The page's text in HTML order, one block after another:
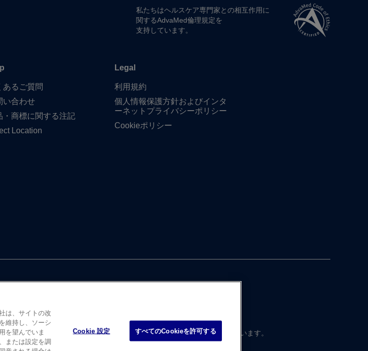
私たちは​ヘルスケア専門家との​相互作用に​
関する​AdvaMed倫理規定を​
支持しています。
ある​ご質問
い​合わせ
・商標に​関する​注記
Location
Legal
利用規約
個人情報保護方針およびインタ
ーネットプライバシーポリシー
Cookieポリシー
社 ビジョンケア カンパニーに​よって、​日本国内向けに​制作・ ​運営されています。
は、サイトの改
維持し、ソーシ
を望んでいま
または設定を調
Cookie 設定 すべてのCookieを許可する